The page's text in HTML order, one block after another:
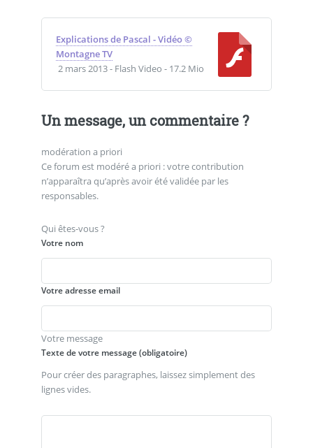
Explications de Pascal - Vidéo ©
Montagne TV
2 mars 2013- Flash Video - 17.2 Mio
Un message, un commentaire ?
modération a priori
Ce forum est modéré a priori : votre contribution
n’apparaîtra qu’après avoir été validée par les
responsables.
Qui êtes-vous ?
Votre nom
Votre adresse email
Votre message
Texte de votre message (obligatoire)
Pour créer des paragraphes, laissez simplement des
lignes vides.